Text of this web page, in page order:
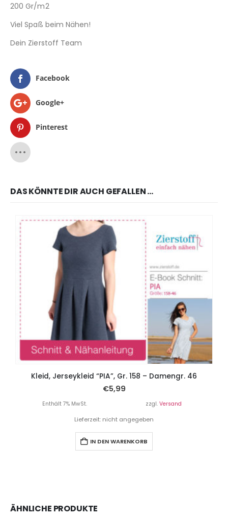
200 Gr/m2
Viel Spaß beim Nähen!
Dein Zierstoff Team
Facebook
Google+
Pinterest
DAS KÖNNTE DIR AUCH GEFALLEN …
Kleid, Jerseykleid “PIA”, Gr. 158 – Damengr. 46
€5,99
Enthält 7% MwSt. zzgl. Versand
Lieferzeit: nicht angegeben
IN DEN WARENKORB
ÄHNLICHE PRODUKTE